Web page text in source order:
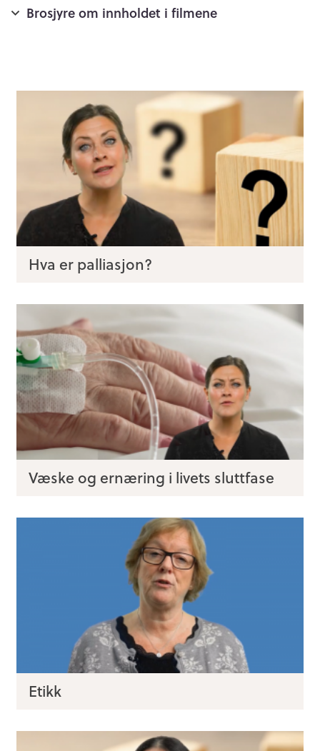
Brosjyre om innholdet i filmene
Hva er palliasjon?
Væske og ernæring i livets sluttfase
Etikk